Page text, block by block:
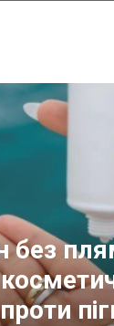
без